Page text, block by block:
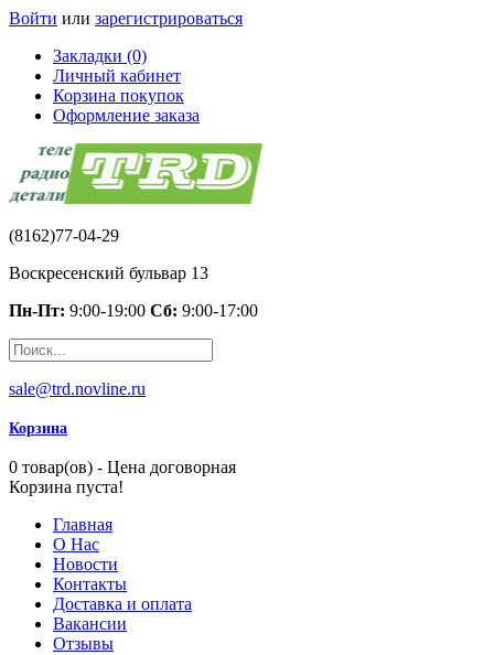
Войти или зарегистрироваться
Закладки (0)
Личный кабинет
Корзина покупок
Оформление заказа
(8162)77-04-29
Воскресенский бульвар 13
Пн-Пт: 9:00-19:00 Сб: 9:00-17:00
sale@trd.novline.ru
Корзина
0 товар(ов) - Цена договорная
Корзина пуста!
Главная
О Нас
Новости
Контакты
Доставка и оплата
Вакансии
Отзывы